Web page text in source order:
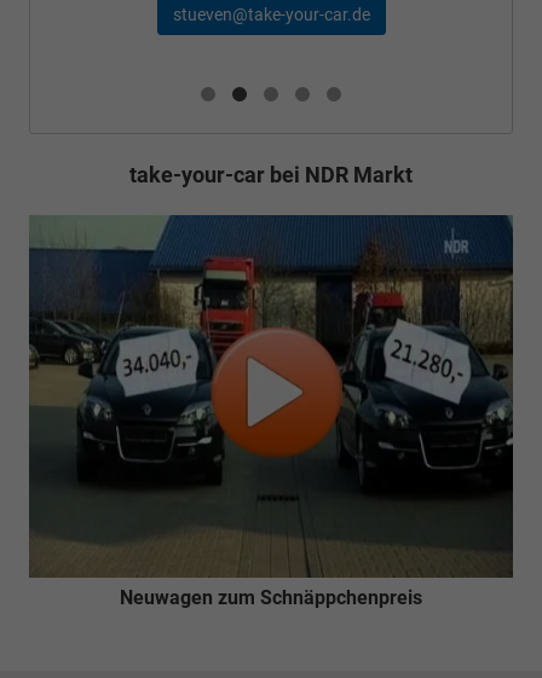
stueven@take-your-car.de
take-your-car bei NDR Markt
Neuwagen zum Schnäppchenpreis